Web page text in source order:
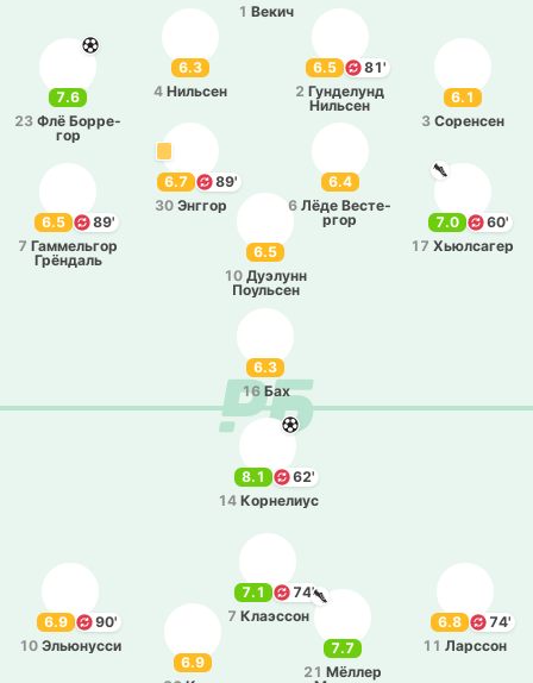
1 Векич
6.5
81'
2 Гу­нде­лунд
Ни­льсен
6.3
4 Ни­льсен
6.1
3 Со­ре­нсен
7.6
23 Флё Бо­рре­
гор
6.5
89'
7 Га­мме­льгор
Грё­ндаль
6.5
10 Дуэ­лунн
Поу­льсен
6.4
6 Лёде Ве­сте­
ргор
7.0
60'
17 Хью­лса­гер
6.7
89'
30 Энггор
6.3
16 Бах
7.1
74'
7 Клаэ­ссон
7.7
21 Мёллер
6.8
74'
11 Ла­рссон
6.9
90'
10 Элью­ну­сси
6.9
8.1
62'
14 Ко­рне­лиус